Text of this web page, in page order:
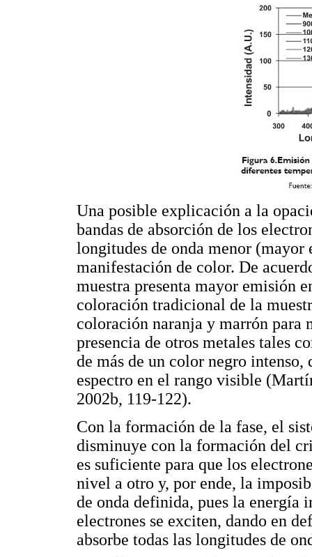
Una posible explicación a la
bandas de absorción de los
longitudes de onda menor (mayor
manifestación de color. De
muestra presenta mayor emisión
coloración tradicional de la
coloración naranja y marrón para
presencia de otros metales tales
de más de un color negro
espectro en el rango visible
2002b, 119-122).
Con la formación de la fase, el
disminuye con la formación del
es suficiente para que los
nivel a otro y, por ende, la
de onda definida, pues la energía
electrones se exciten, dando en
absorbe todas las longitudes de